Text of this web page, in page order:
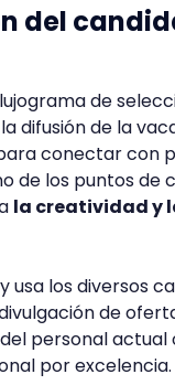
del
de
difusión de la
conectar con
de los puntos
la creatividad y
usa los diversos
de
personal
por excelencia.